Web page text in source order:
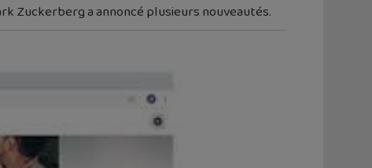
Zuckerberg a annoncé plusieurs nouveautés.